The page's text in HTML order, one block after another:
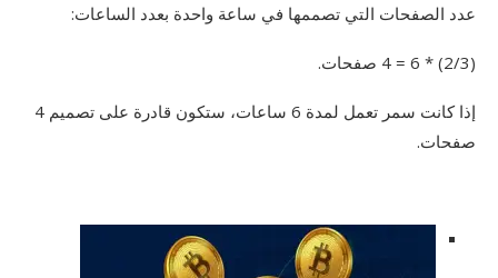
عدد الصفحات التي تصممها في ساعة واحدة بعدد الساعات:
(2/3) * 6 = 4 صفحات.
إذا كانت سمر تعمل لمدة 6 ساعات، ستكون قادرة على تصميم 4
صفحات.